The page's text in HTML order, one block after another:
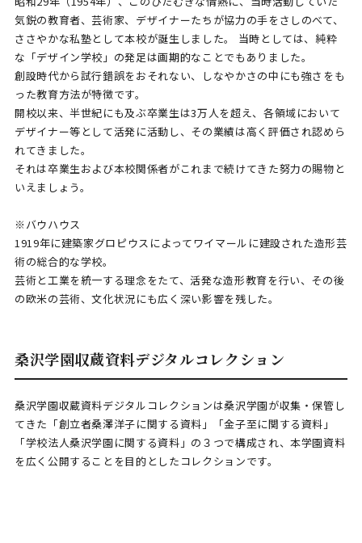
気鋭の教育者、芸術家、デザイナーたちが協力の手をさしのべて、
ささやかな私塾として本校が誕生しました。 当時としては、純粋
な「デザイン学校」の発足は画期的なことでもありました。
創設時代から試行錯誤をおそれない、しなやかさの中にも強さをも
った教育方法が特徴です。
開校以来、半世紀にも及ぶ卒業生は3万人を超え、各領域において
デザイナー等として活発に活動し、その業績は高く評価され認めら
れてきました。
それは卒業生および本校関係者がこれまで続けてきた努力の賜物と
いえましょう。
※バウハウス
1919年に建築家グロピウスによってワイマールに建設された造形芸
術の総合的な学校。
芸術と工業を統一する理念をたて、活発な造形教育を行い、その後
の欧米の芸術、文化状況にも広く深い影響を残した。
桑沢学園収蔵資料デジタルコレクション
桑沢学園収蔵資料デジタルコレクションは桑沢学園が収集・保管し
てきた「創立者桑澤洋子に関する資料」「金子至に関する資料」
「学校法人桑沢学園に関する資料」の３つで構成され、本学園資料
を広く公開することを目的としたコレクションです。